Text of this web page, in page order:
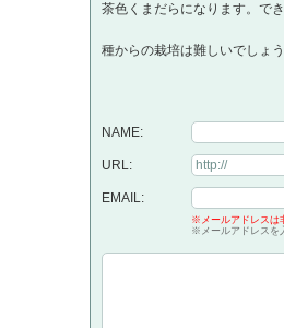
茶色くまだらになります。で
種からの栽培は難しいでしょ
NAME:
URL:
EMAIL:
※メールアドレスは
※メールアドレスを